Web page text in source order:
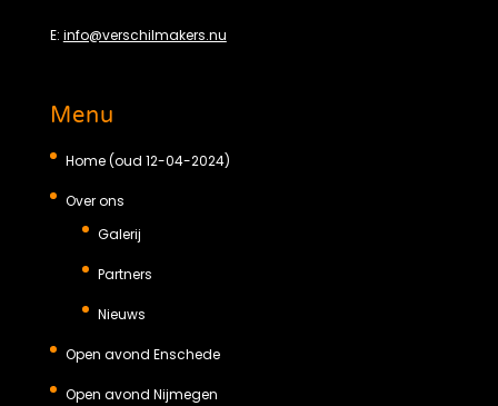
E: info@verschilmakers.nu
Menu
Home (oud 12-04-2024)
Over ons
Galerij
Partners
Nieuws
Open avond Enschede
Open avond Nijmegen